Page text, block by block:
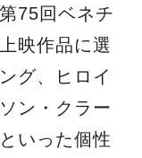
75回ベネチ
映作品に選
グ、ヒロイ
ン・クラー
いった個性